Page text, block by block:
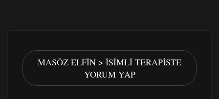
MASÖZ ELFIN > İSIMLI TERAPISTE
YORUM YAP